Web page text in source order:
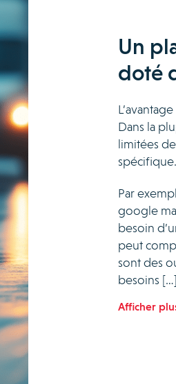
Un
doté
Dans la
limitées
spécifique.
Par
google
besoin
peut
sont des
besoins […]
Afficher